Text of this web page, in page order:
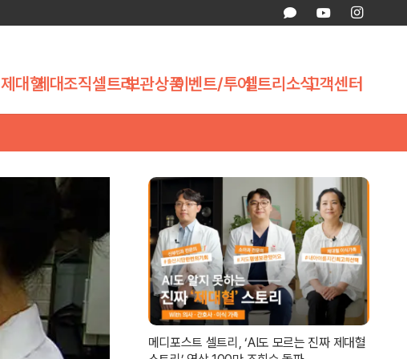
제대혈제대조직셀트리보관상품이벤트/투어셀트리소식고객센터
메디포스트 셀트리, ‘AI도 모르는 진짜 제대혈